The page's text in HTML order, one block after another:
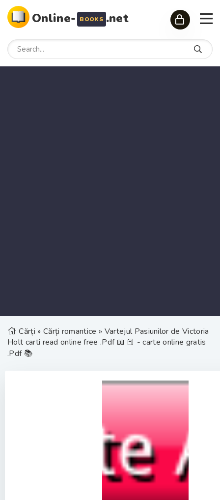
Online- BOOKS .net
Cărți » Cărți romantice » Vartejul Pasiunilor de Victoria
Holt carti read online free .Pdf 📖 📕 - carte online gratis
.Pdf 📚